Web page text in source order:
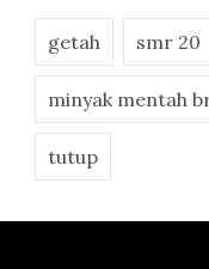
getah smr 20
minyak mentah
tutup